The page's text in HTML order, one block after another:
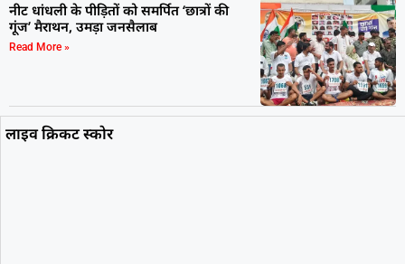
नीट धांधली के पीड़ितों को समर्पित ‘छात्रों की
गूंज’ मैराथन, उमड़ा जनसैलाब
Read More »
लाइव क्रिकट स्कोर